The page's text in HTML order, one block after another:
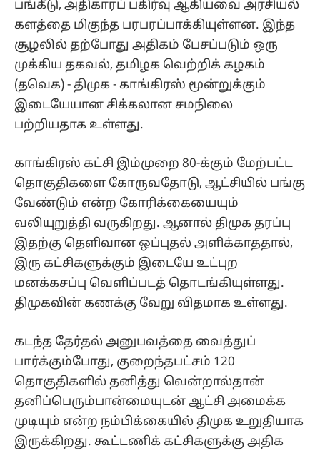
பங்கீடு, அதிகாரப் பகிர்வு ஆகியவை அரசியல்
களத்தை மிகுந்த பரபரப்பாக்கியுள்ளன. இந்த
சூழலில் தற்போது அதிகம் பேசப்படும் ஒரு
முக்கிய தகவல், தமிழக வெற்றிக் கழகம்
(தவெக) - திமுக - காங்கிரஸ் மூன்றுக்கும்
இடையேயான சிக்கலான சமநிலை
பற்றியதாக உள்ளது.
காங்கிரஸ் கட்சி இம்முறை 80-க்கும் மேற்பட்ட
தொகுதிகளை கோருவதோடு, ஆட்சியில் பங்கு
வேண்டும் என்ற கோரிக்கையையும்
வலியுறுத்தி வருகிறது. ஆனால் திமுக தரப்பு
இதற்கு தெளிவான ஒப்புதல் அளிக்காததால்,
இரு கட்சிகளுக்கும் இடையே உட்புற
மனக்கசப்பு வெளிப்படத் தொடங்கியுள்ளது.
திமுகவின் கணக்கு வேறு விதமாக உள்ளது.
கடந்த தேர்தல் அனுபவத்தை வைத்துப்
பார்க்கும்போது, குறைந்தபட்சம் 120
தொகுதிகளில் தனித்து வென்றால்தான்
தனிப்பெரும்பான்மையுடன் ஆட்சி அமைக்க
முடியும் என்ற நம்பிக்கையில் திமுக உறுதியாக
இருக்கிறது. கூட்டணிக் கட்சிகளுக்கு அதிக